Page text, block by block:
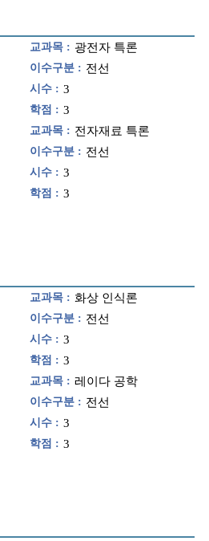
교과목 : 광전자 특론
이수구분 : 전선
시수 : 3
학점 : 3
교과목 : 전자재료 특론
이수구분 : 전선
시수 : 3
학점 : 3
교과목 : 화상 인식론
이수구분 : 전선
시수 : 3
학점 : 3
교과목 : 레이다 공학
이수구분 : 전선
시수 : 3
학점 : 3